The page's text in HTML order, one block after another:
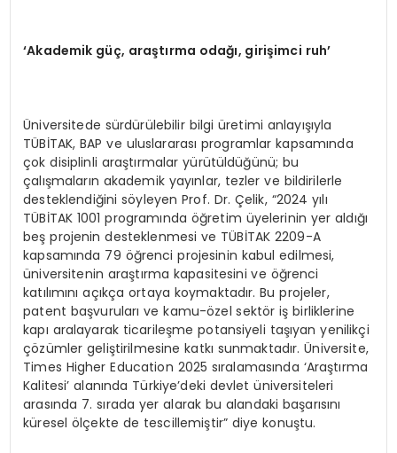
‘Akademik güç, araştırma odağı, girişimci ruh’
Üniversitede sürdürülebilir bilgi üretimi anlayışıyla
TÜBİTAK, BAP ve uluslararası programlar kapsamında
çok disiplinli araştırmalar yürütüldüğünü; bu
çalışmaların akademik yayınlar, tezler ve bildirilerle
desteklendiğini söyleyen Prof. Dr. Çelik, “2024 yılı
TÜBİTAK 1001 programında öğretim üyelerinin yer aldığı
beş projenin desteklenmesi ve TÜBİTAK 2209-A
kapsamında 79 öğrenci projesinin kabul edilmesi,
üniversitenin araştırma kapasitesini ve öğrenci
katılımını açıkça ortaya koymaktadır. Bu projeler,
patent başvuruları ve kamu-özel sektör iş birliklerine
kapı aralayarak ticarileşme potansiyeli taşıyan yenilikçi
çözümler geliştirilmesine katkı sunmaktadır. Üniversite,
Times Higher Education 2025 sıralamasında ‘Araştırma
Kalitesi’ alanında Türkiye’deki devlet üniversiteleri
arasında 7. sırada yer alarak bu alandaki başarısını
küresel ölçekte de tescillemiştir” diye konuştu.